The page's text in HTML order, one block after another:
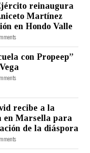
reinaugura
Martínez
en Hondo Valle
con Propeep”
recibe a la
en Marsella para
de la diáspora